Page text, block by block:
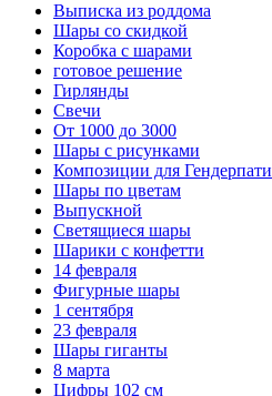
Выписка из роддома
Шары со скидкой
Коробка с шарами
готовое решение
Гирлянды
Свечи
От 1000 до 3000
Шары с рисунками
Композиции для Гендерпати
Шары по цветам
Выпускной
Светящиеся шары
Шарики с конфетти
14 февраля
Фигурные шары
1 сентября
23 февраля
Шары гиганты
8 марта
Цифры 102 см